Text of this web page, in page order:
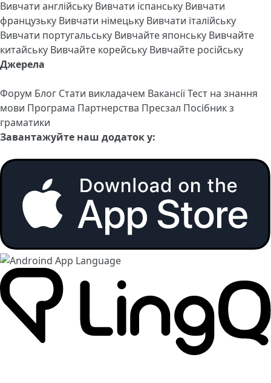
Вивчати англійську Вивчати іспанську Вивчати
французьку Вивчати німецьку Вивчати італійську
Вивчати португальську Вивчайте японську Вивчайте
китайську Вивчайте корейську Вивчайте російську
Джерела
Форум Блог Стати викладачем ВакансіїТест на знання
мови Програма Партнерства Пресзал Посібник з
граматики
Завантажуйте наш додаток у: